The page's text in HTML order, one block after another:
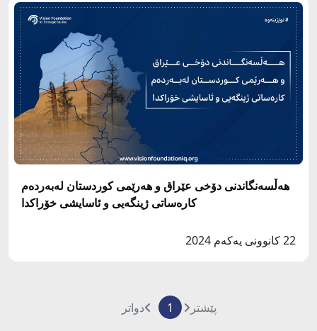
هەڵسەنگاندنی دۆخی عێراق و هەرێمی کوردستان لەبەردەم
کارەساتی ژینگەیی و ئاسایشی خۆراکدا
22 کانوونی یەکەم 2024
پێشتر 1 دواتر